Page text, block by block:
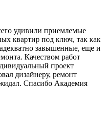
удивили приемлемые
квартир под ключ, так как
завышенные, еще и
Качеством работ
проект
дизайнеру, ремонт
Спасибо Академия